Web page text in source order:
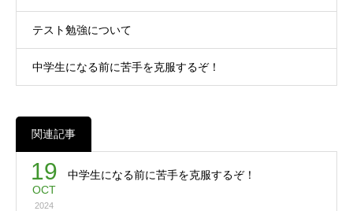
テスト勉強について
中学生になる前に苦手を克服するぞ！
関連記事
19
OCT
2024
中学生になる前に苦手を克服するぞ！